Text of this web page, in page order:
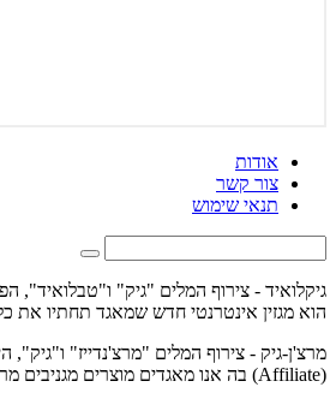
אודות
צור קשר
תנאי שימוש
גיקלואיד - צירוף המלים "גיק" ו"טבלואיד",
הוא מגזין אינטרנטי חדש שמאגד תחתיו את
מרצ'ן-גיק - צירוף המלים "מרצ'נדייז" ו"גיק",
(Affiliate) בה אנו מאגדים מוצרים מגניבים מרחבי הרשת.